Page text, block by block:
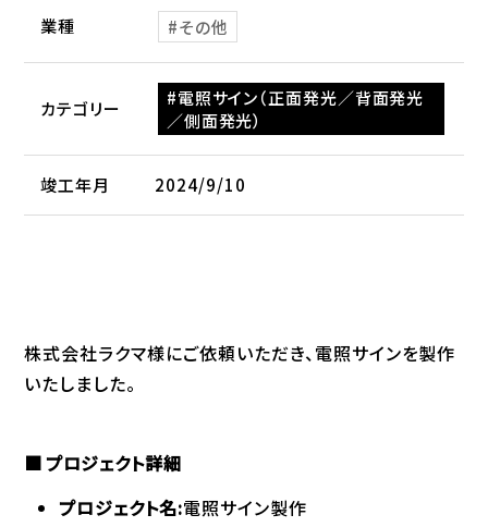
業種 その他
カテゴリー
電照サイン（正面発光／背面発光
／側面発光）
竣工年月 2024/9/10
株式会社ラクマ様にご依頼いただき、電照サインを製作
いたしました。
プロジェクト詳細
プロジェクト名:電照サイン製作